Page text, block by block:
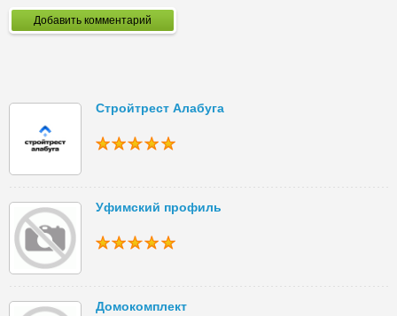
Добавить комментарий
Стройтрест Алабуга
Уфимский профиль
Домокомплект